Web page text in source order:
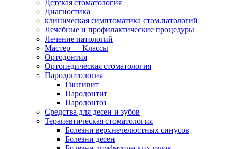
Детская стоматология
Диагностика
клиническая симптоматика стом.патологий
Лечебные и профилактические процедуры
Лечение патологий
Мастер — Классы
Ортодонтия
Ортопедическая стоматология
Пародонтология
Гингивит
Пародонтит
Пародонтоз
Средства для десен и зубов
Терапевтическая стоматология
Болезни верхнечелюстных синусов
Болезни десен